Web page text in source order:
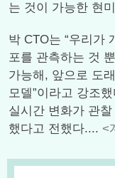
는 것이 가능한 현
박 CTO는 “우리가
포를 관측하는 것
가능해, 앞으로 도
모델”이라고 강조
실시간 변화가 관
했다고 전했다.... <